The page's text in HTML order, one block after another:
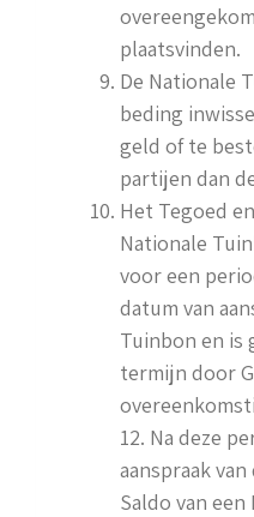
plaatsvinden.
De Nationale
beding
geld of te
partijen dan
Het Tegoed
Nationale
voor een
datum van
Tuinbon en is
termijn door
12. Na deze
aanspraak
Saldo van